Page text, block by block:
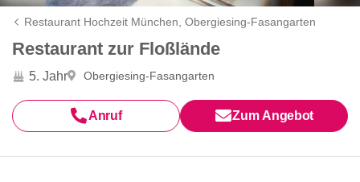
Restaurant Hochzeit München,Obergiesing-Fasangarten
Restaurant zur Floßlände
5. Jahr Obergiesing-Fasangarten
Anruf Zum Angebot